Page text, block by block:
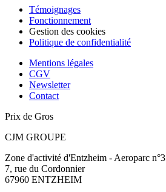
Témoignages
Fonctionnement
Gestion des cookies
Politique de confidentialité
Mentions légales
CGV
Newsletter
Contact
Prix de Gros
CJM GROUPE
Zone d'activité d'Entzheim - Aeroparc n°3
7, rue du Cordonnier
67960 ENTZHEIM